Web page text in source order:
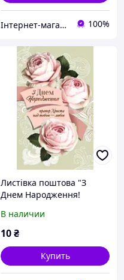
Інтернет-магазин Християнської книги 100%
Листівка поштова "З
Днем Народження!
- любов"
В наличии
10₴
Купить